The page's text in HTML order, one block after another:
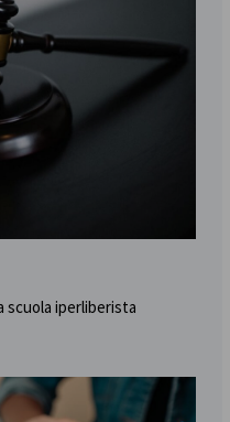
scuola iperliberista